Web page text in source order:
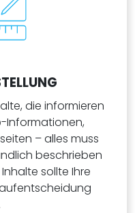
die informieren
Informationen,
– alles muss
beschrieben
sollte Ihre